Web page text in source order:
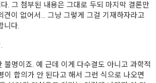
. 그 첨부된 내용은 그대로 두되 마지막 결론만
견이 없어서... 그냥 그렇게 그걸 기재하자라고
니다.
불명이죠. 예 근데 이게 다수결도 아니고 과학적
이 합의가 안 된다고 해서 그런 식으로 나오면